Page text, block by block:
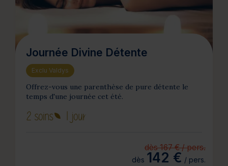
Journée Divine Détente
Exclu Valdys
Offrez-vous une parenthèse de pure détente le
temps d'une journée cet été.
2 soins 1 jour
dès 167 € / pers.
dès 142 € / pers.